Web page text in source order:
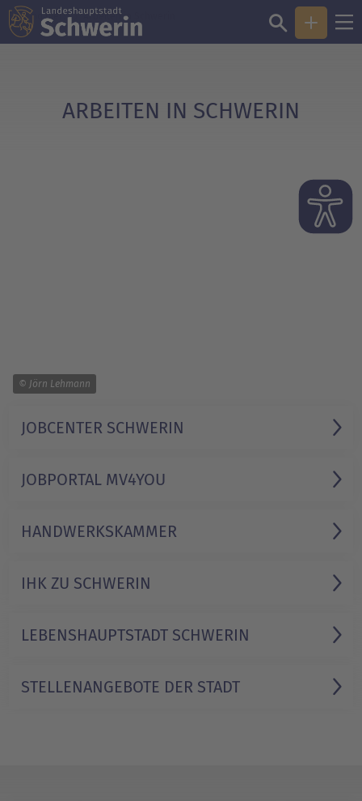
Sie sind hier: Arbeiten in Schwerin
ARBEITEN IN SCHWERIN
© Jörn Lehmann
JOBCENTER SCHWERIN
JOBPORTAL MV4YOU
HANDWERKS­KAMMER
IHK ZU SCHWERIN
LEBENSHAUPTSTADT SCHWERIN
STELLENANGEBOTE DER STADT